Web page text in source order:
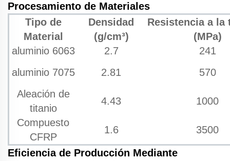
Procesamiento de Materiales
Tipo de
Material
Densidad
(g/cm³)
Resistencia a la
(MPa)
aluminio 6063
2.7
241
aluminio 7075
2.81
570
Aleación de
titanio
4.43
1000
Compuesto
CFRP
1.6 3500
Eficiencia de Producción Mediante